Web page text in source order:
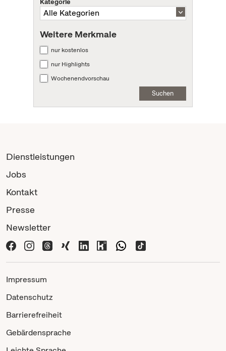
Weitere Merkmale
nur kostenlos
nur Highlights
Wochenendvorschau
Suchen
Dienstleistungen
Jobs
Kontakt
Presse
Newsletter
Impressum
Datenschutz
Barrierefreiheit
Gebärdensprache